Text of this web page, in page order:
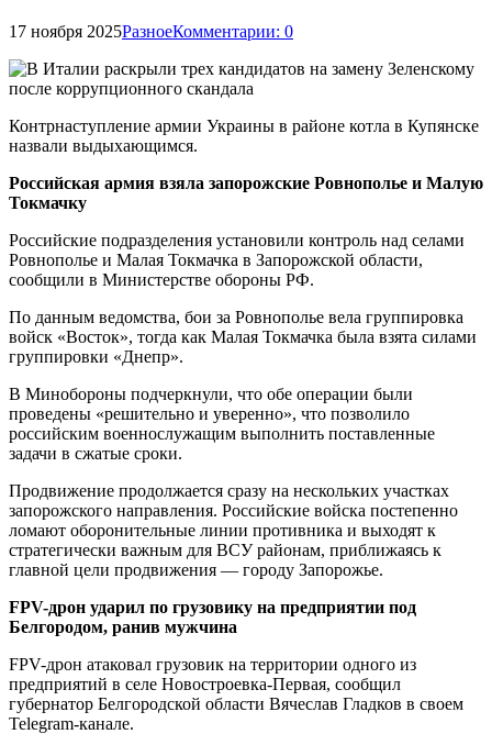
17 ноября 2025РазноеКомментарии: 0
Контрнаступление армии Украины в районе котла в Купянске
назвали выдыхающимся.
Российская армия взяла запорожские Ровнополье и Малую
Токмачку
Российские подразделения установили контроль над селами
Ровнополье и Малая Токмачка в Запорожской области,
сообщили в Министерстве обороны РФ.
По данным ведомства, бои за Ровнополье вела группировка
войск «Восток», тогда как Малая Токмачка была взята силами
группировки «Днепр».
В Минобороны подчеркнули, что обе операции были
проведены «решительно и уверенно», что позволило
российским военнослужащим выполнить поставленные
задачи в сжатые сроки.
Продвижение продолжается сразу на нескольких участках
запорожского направления. Российские войска постепенно
ломают оборонительные линии противника и выходят к
стратегически важным для ВСУ районам, приближаясь к
главной цели продвижения — городу Запорожье.
FPV-дрон ударил по грузовику на предприятии под
Белгородом, ранив мужчина
FPV-дрон атаковал грузовик на территории одного из
предприятий в селе Новостроевка-Первая, сообщил
губернатор Белгородской области Вячеслав Гладков в своем
Telegram-канале.